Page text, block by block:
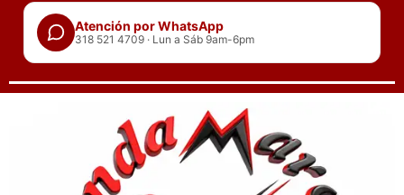
Atención por WhatsApp
318 521 4709 · Lun a Sáb 9am-6pm